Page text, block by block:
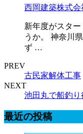
西岡建築株式会
新年度がスタ
うか。 神奈川
ず …
PREV
古民家解体工事
NEXT
池田丸で船釣
最近の投稿